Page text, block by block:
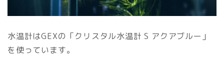
水温計はGEXの「クリスタル水温計 S アクアブルー」
を使っています。